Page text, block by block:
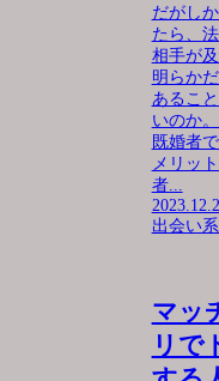
だがし
たら、
相手が
明らか
あるこ
いのか
既婚者
メリッ
者...
出会い
マッ
リで